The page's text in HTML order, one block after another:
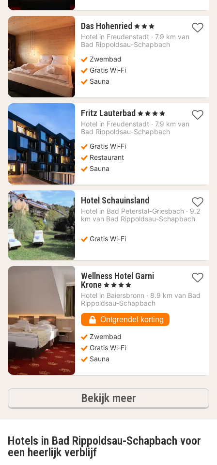
Das Hohenried 1
nacht
vanaf
153,18
, 3 Sterren
Hotel in Freudenstadt · 7.9 km van
Bad Rippoldsau-Schapbach
Zwembad
Gratis Wi-Fi
Sauna
Fritz Lauterbad 1
nacht
vanaf
189,16
, 4 Sterren
Hotel in Freudenstadt · 7.9 km van
Bad Rippoldsau-Schapbach
Gratis Wi-Fi
Restaurant
Sauna
Hotel Schauinsland1
nacht
vanaf
Hotel in Bad Peterstal-Griesbach · 9.2
km van Bad Rippoldsau-Schapbach
Gratis Wi-Fi
Wellness Hotel Garni
Krone 1
nacht
vanaf
€
, 4 Sterren
Hotel in Baiersbronn · 8.9 km van Bad
Rippoldsau-Schapbach
Ontgrendel korting
Zwembad
Gratis Wi-Fi
Sauna
Bekijk meerhotels
Hotels in Bad Rippoldsau-Schapbach voor
een heerlijk verblijf